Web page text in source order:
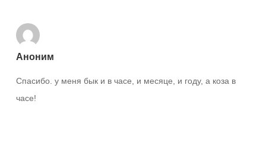
Аноним
Спасибо. у меня бык и в часе, и месяце, и году, а коза в
часе!